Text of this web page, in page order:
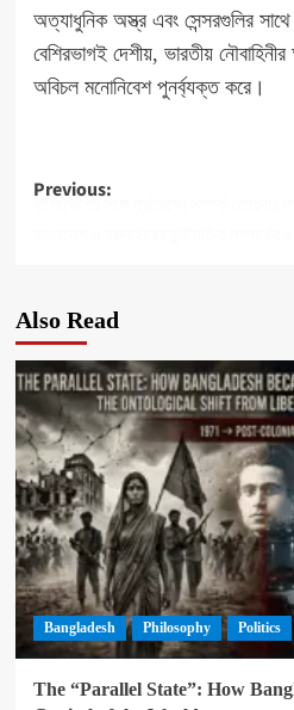
অত্যাধুনিক অস্ত্র এবং সেন্সরগুলির
বেশিরভাগই দেশীয়, ভারতীয়
অবিচল মনোনিবেশ পুনর্ব্যক্ত করে।
Post
Previous:
বাংলাদেশের সঙ্গে প্রতিরক্ষা সম্পর্ক জোরদার
Also Read
Bangladesh Philosophy Politics
The “Parallel State”: How